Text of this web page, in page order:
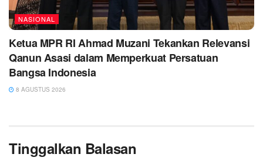
NASIONAL
Ketua MPR RI Ahmad Muzani Tekankan Relevansi
Qanun Asasi dalam Memperkuat Persatuan
Bangsa Indonesia
8 AGUSTUS 2026
Tinggalkan Balasan